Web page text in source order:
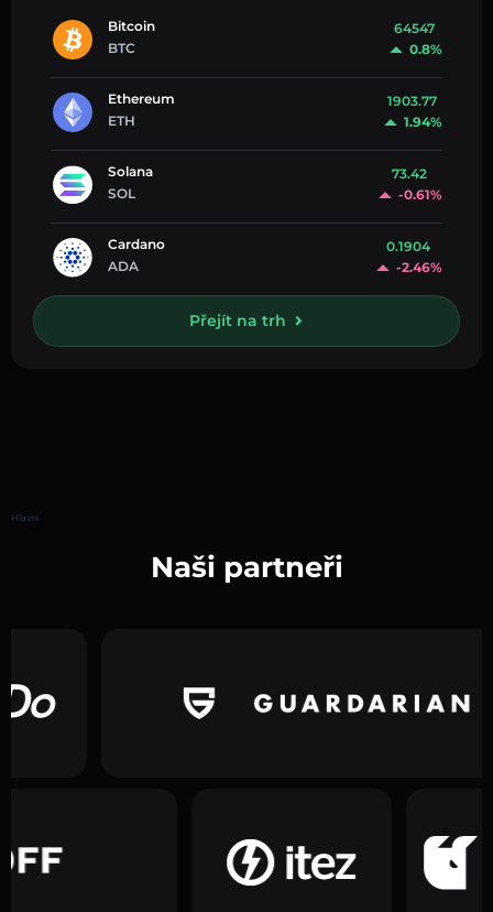
Bitcoin
BTC
64547
0.8%
Ethereum
ETH
1903.77
1.94%
Solana
SOL
73.42
-0.61%
Cardano
ADA
0.1904
-2.46%
Přejít na trh
Hlavní
Naši partneři